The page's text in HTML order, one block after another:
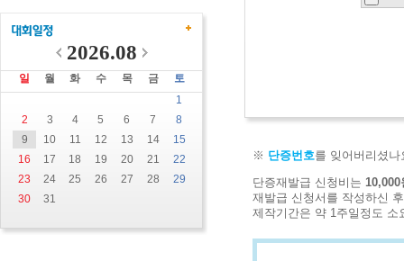
2026.08
일 월 화 수 목 금
토
1
2
3 4 5 6 7
8
9
10 11 12 13 14
15
16
17 18 19 20 21
22
23
24 25 26 27 28
29
30
31
※ 단증번호를 잊어버리셨나
단증재발급 신청비는 10,000
재발급 신청서를 작성하신
제작기간은 약 1주일정도